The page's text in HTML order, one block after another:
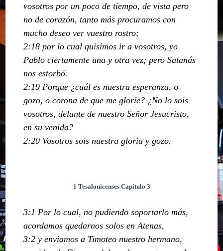
vosotros por un poco de tiempo, de vista pero
no de corazón, tanto más procuramos con
mucho deseo ver vuestro rostro;
2:18 por lo cual quisimos ir a vosotros, yo
Pablo ciertamente una y otra vez; pero Satanás
nos estorbó.
2:19 Porque ¿cuál es nuestra esperanza, o
gozo, o corona de que me gloríe? ¿No lo sois
vosotros, delante de nuestro Señor Jesucristo,
en su venida?
2:20 Vosotros sois nuestra gloria y gozo.
1 Tesalonicenses Capítulo 3
3:1 Por lo cual, no pudiendo soportarlo más,
acordamos quedarnos solos en Atenas,
3:2 y enviamos a Timoteo nuestro hermano,